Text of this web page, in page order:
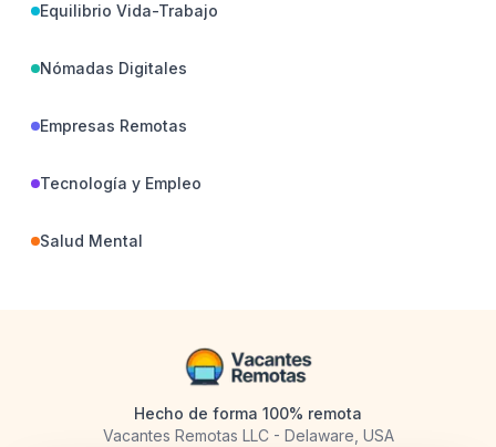
Equilibrio Vida-Trabajo
Nómadas Digitales
Empresas Remotas
Tecnología y Empleo
Salud Mental
Hecho de forma 100% remota
Vacantes Remotas LLC - Delaware, USA